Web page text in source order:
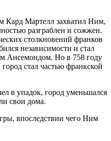
Кард Мартелл захватил Ним,
разграблен и сожжен.
столкновений франков
независимости и стал
Ансемондом. Но в 758 году
стал частью франкской
в упадок, город уменьшался
свои дома.
впоследствии чего Ним